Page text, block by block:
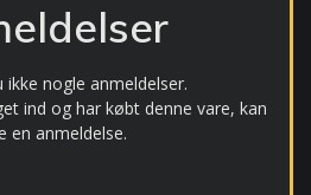
ikke nogle anmeldelser.
ind og har købt denne vare, kan
en anmeldelse.